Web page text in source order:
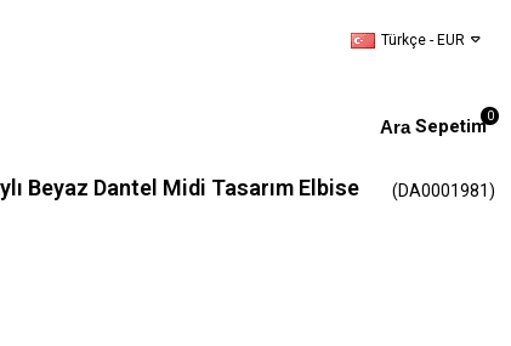
Türkçe - EUR
Sepetim0
Beyaz Dantel Midi Tasarım Elbise (DA0001981)